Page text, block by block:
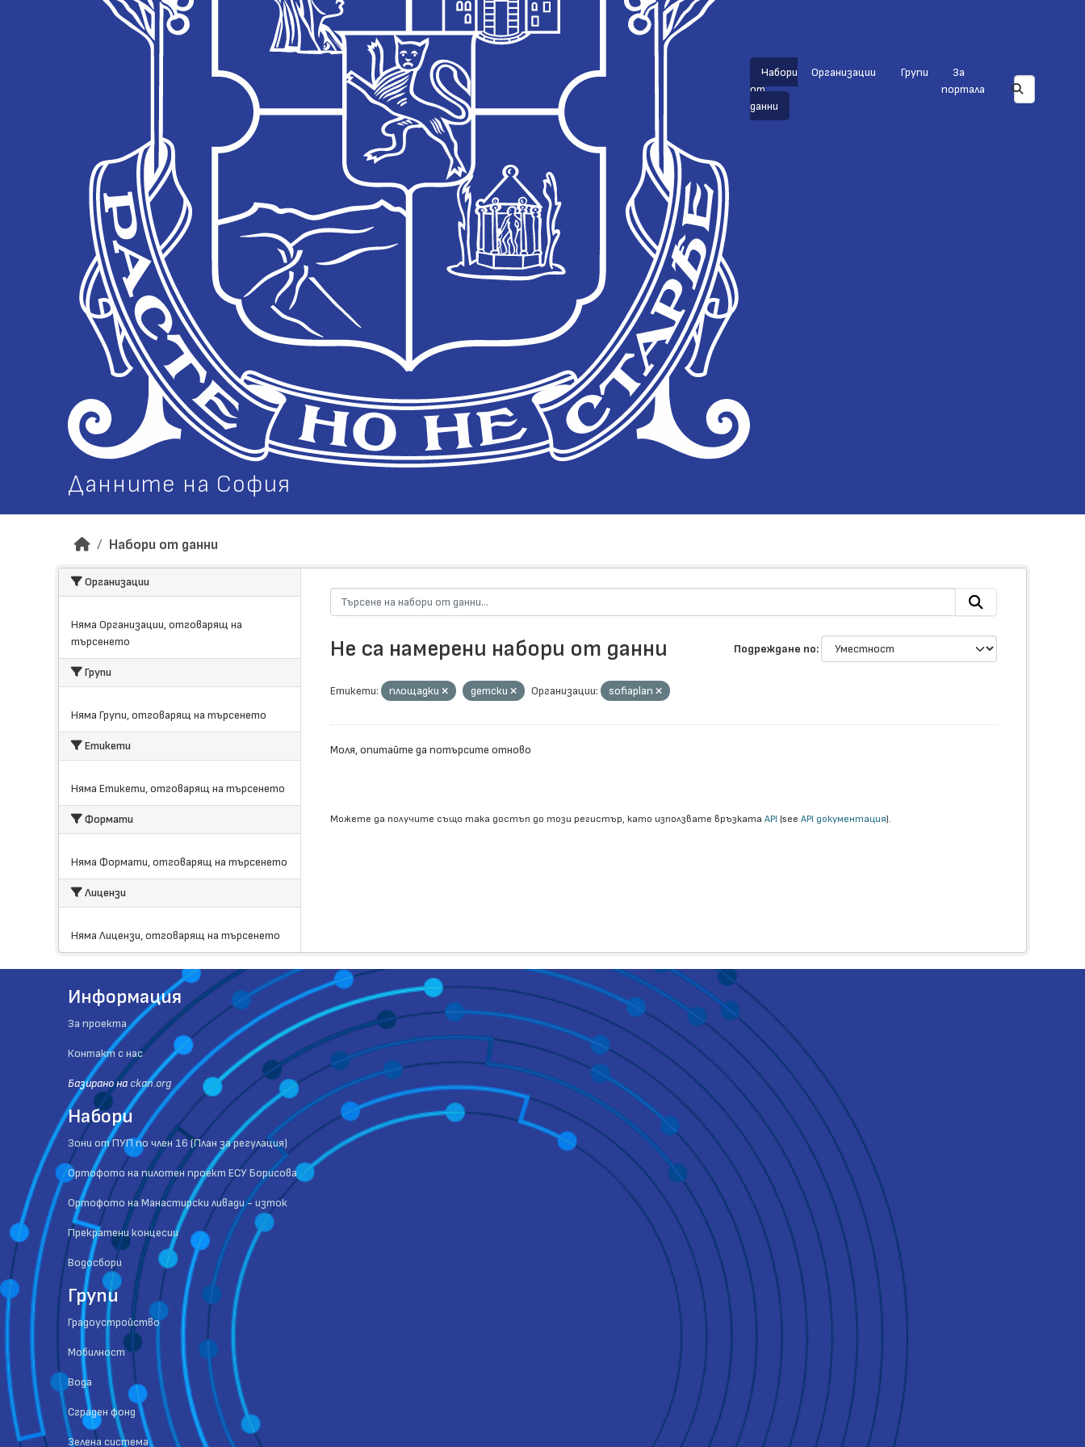
Данните на София
Набори
от
данни
Организации Групи
За
портала
Набори от данни
Организации
Няма Организации, отговарящ на
търсенето
Групи
Няма Групи, отговарящ на търсенето
Етикети
Няма Етикети, отговарящ на търсенето
Формати
Няма Формати, отговарящ на търсенето
Лицензи
Няма Лицензи, отговарящ на търсенето
Подреждане по
Не са намерени набори от данни
Етикети: площадки детски Организации: sofiaplan
Моля, опитайте да потърсите отново
Можете да получите също така достъп до този регистър, като използвате връзката API (see API документация).
Информация
За проекта
Контакт с нас
Базиранo на ckan.org
Набори
Зони от ПУП по член 16 (План за регулация)
Ортофото на пилотен проект ЕСУ Борисова
Ортофото на Манастирски ливади - изток
Прекратени концесии
Водосбори
Групи
Градоустройство
Мобилност
Вода
Сграден фонд
Зелена система